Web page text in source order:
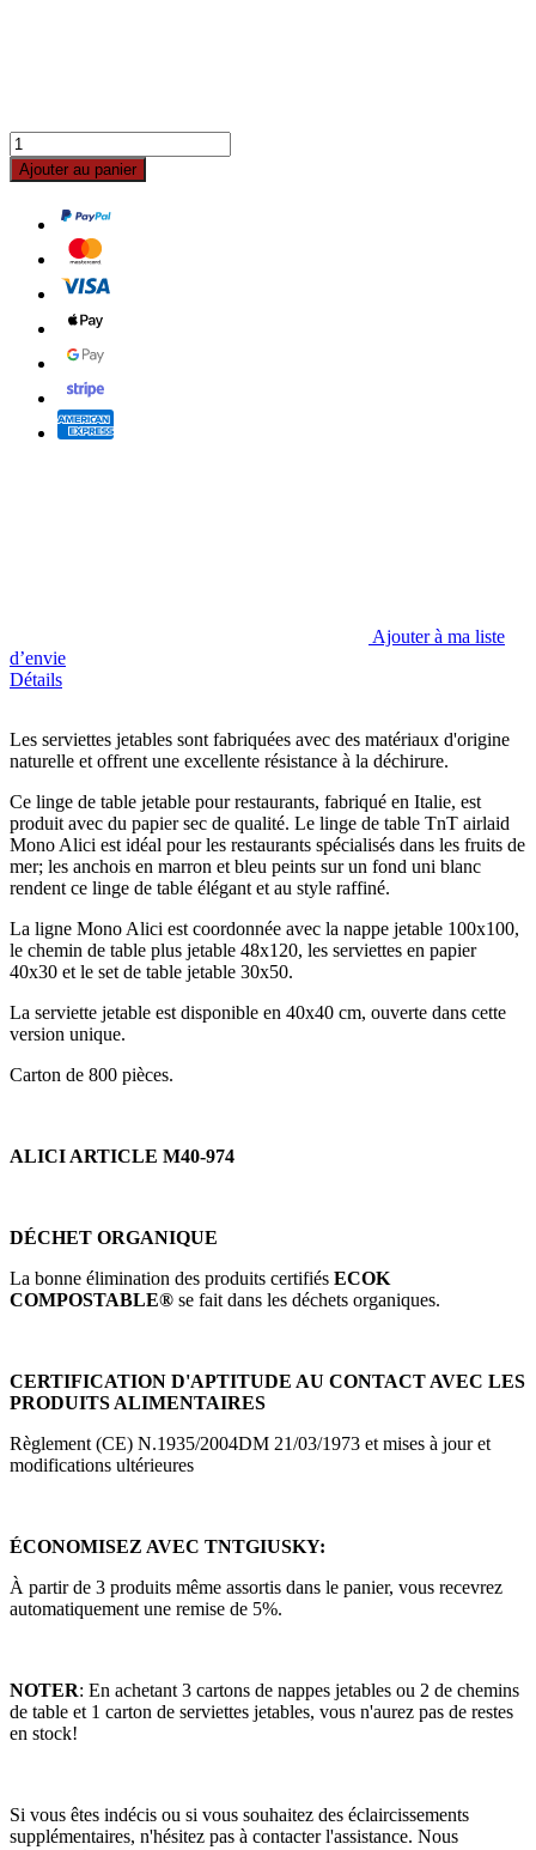
Ajouter au panier
Ajouter à ma liste
d’envie
Détails
Les serviettes jetables sont fabriquées avec des matériaux d'origine
naturelle et offrent une excellente résistance à la déchirure.
Ce linge de table jetable pour restaurants, fabriqué en Italie, est
produit avec du papier sec de qualité. Le linge de table TnT airlaid
Mono Alici est idéal pour les restaurants spécialisés dans les fruits de
mer; les anchois en marron et bleu peints sur un fond uni blanc
rendent ce linge de table élégant et au style raffiné.
La ligne Mono Alici est coordonnée avec la nappe jetable 100x100,
le chemin de table plus jetable 48x120, les serviettes en papier
40x30 et le set de table jetable 30x50.
La serviette jetable est disponible en 40x40 cm, ouverte dans cette
version unique.
Carton de 800 pièces.
ALICI ARTICLE M40-974
DÉCHET ORGANIQUE
La bonne élimination des produits certifiés ECOK
COMPOSTABLE® se fait dans les déchets organiques.
CERTIFICATION D'APTITUDE AU CONTACT AVEC LES
PRODUITS ALIMENTAIRES
Règlement (CE) N.1935/2004DM 21/03/1973 et mises à jour et
modifications ultérieures
ÉCONOMISEZ AVEC TNTGIUSKY:
À partir de 3 produits même assortis dans le panier, vous recevrez
automatiquement une remise de 5%.
NOTER: En achetant 3 cartons de nappes jetables ou 2 de chemins
de table et 1 carton de serviettes jetables, vous n'aurez pas de restes
en stock!
Si vous êtes indécis ou si vous souhaitez des éclaircissements
supplémentaires, n'hésitez pas à contacter l'assistance. Nous